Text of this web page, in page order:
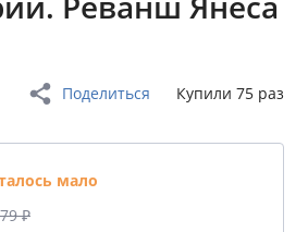
Поделиться Купили 75 раз
мало
₽